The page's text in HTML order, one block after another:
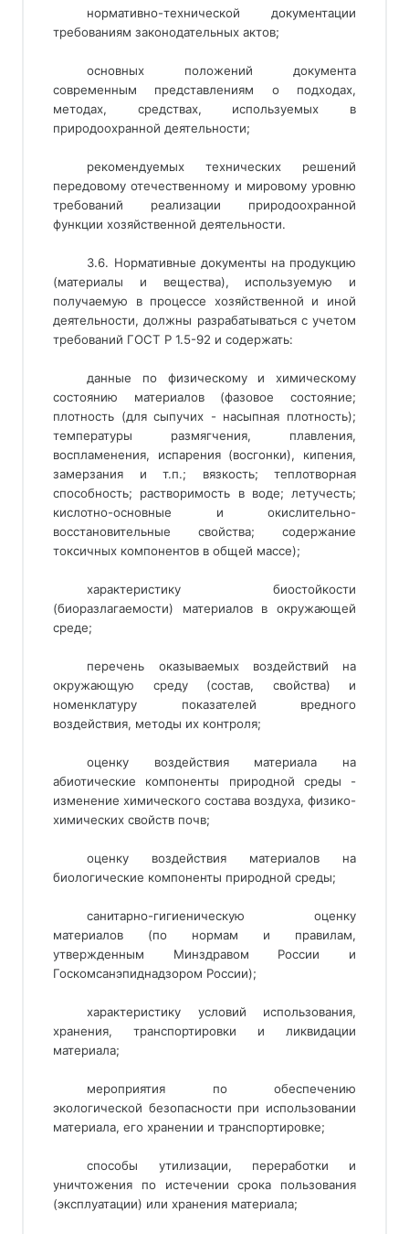
нормативно-технической документации
требованиям законодательных актов;
основных положений документа
современным представлениям о подходах,
методах, средствах, используемых в
природоохранной деятельности;
рекомендуемых технических решений
передовому отечественному и мировому уровню
требований реализации природоохранной
функции хозяйственной деятельности.
3.6. Нормативные документы на продукцию
(материалы и вещества), используемую и
получаемую в процессе хозяйственной и иной
деятельности, должны разрабатываться с учетом
требований ГОСТ Р 1.5-92 и содержать:
данные по физическому и химическому
состоянию материалов (фазовое состояние;
плотность (для сыпучих - насыпная плотность);
температуры размягчения, плавления,
воспламенения, испарения (восгонки), кипения,
замерзания и т.п.; вязкость; теплотворная
способность; растворимость в воде; летучесть;
кислотно-основные и окислительно-
восстановительные свойства; содержание
токсичных компонентов в общей массе);
характеристику биостойкости
(биоразлагаемости) материалов в окружающей
среде;
перечень оказываемых воздействий на
окружающую среду (состав, свойства) и
номенклатуру показателей вредного
воздействия, методы их контроля;
оценку воздействия материала на
абиотические компоненты природной среды -
изменение химического состава воздуха, физико-
химических свойств почв;
оценку воздействия материалов на
биологические компоненты природной среды;
санитарно-гигиеническую оценку
материалов (по нормам и правилам,
утвержденным Минздравом России и
Госкомсанэпиднадзором России);
характеристику условий использования,
хранения, транспортировки и ликвидации
материала;
мероприятия по обеспечению
экологической безопасности при использовании
материала, его хранении и транспортировке;
способы утилизации, переработки и
уничтожения по истечении срока пользования
(эксплуатации) или хранения материала;